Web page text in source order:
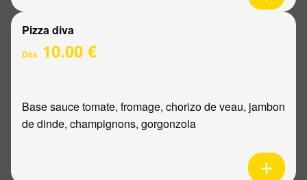
Pizza diva
Dès 10.00 €
Base sauce tomate, fromage, chorizo de veau, jambon
de dinde, champignons, gorgonzola